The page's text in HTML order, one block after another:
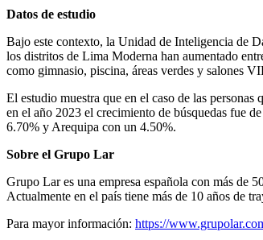
Datos de estudio
Bajo este contexto, la Unidad de Inteligencia de
los distritos de Lima Moderna han aumentado
como gimnasio, piscina, áreas verdes y salones
El estudio muestra que en el caso de las
en el año 2023 el crecimiento de búsquedas fue
6.70% y Arequipa con un 4.50%.
Sobre el Grupo Lar
Grupo Lar es una empresa española con más de
Actualmente en el país tiene más de 10 años de
Para mayor información: https://